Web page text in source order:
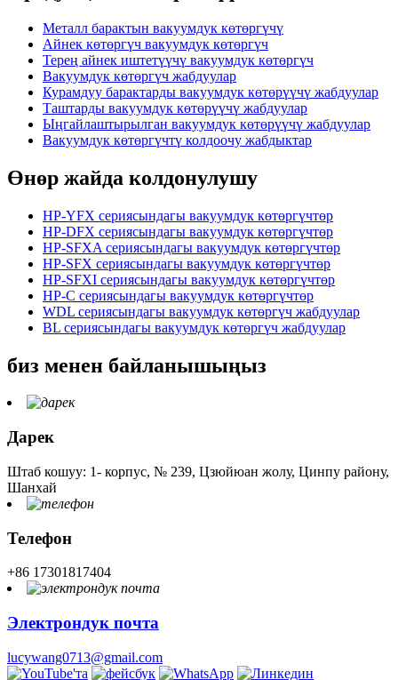
Металл барактын вакуумдук көтөргүчү
Айнек көтөргүч вакуумдук көтөргүч
Терең айнек иштетүүчү вакуумдук көтөргүч
Вакуумдук көтөргүч жабдуулар
Курамдуу барактарды вакуумдук көтөрүүчү жабдуулар
Таштарды вакуумдук көтөрүүчү жабдуулар
Ыңгайлаштырылган вакуумдук көтөрүүчү жабдуулар
Вакуумдук көтөргүчтү колдоочу жабдыктар
Өнөр жайда колдонулушу
HP-YFX сериясындагы вакуумдук көтөргүчтөр
HP-DFX сериясындагы вакуумдук көтөргүчтөр
HP-SFXA сериясындагы вакуумдук көтөргүчтөр
HP-SFX сериясындагы вакуумдук көтөргүчтөр
HP-SFXI сериясындагы вакуумдук көтөргүчтөр
HP-C сериясындагы вакуумдук көтөргүчтөр
WDL сериясындагы вакуумдук көтөргүч жабдуулар
BL сериясындагы вакуумдук көтөргүч жабдуулар
биз менен байланышыңыз
Дарек
Штаб кошуу: 1- корпус, № 239, Цзюйюан жолу, Цинпу району,
Шанхай
Телефон
+86 17301817404
Электрондук почта
lucywang0713@gmail.com